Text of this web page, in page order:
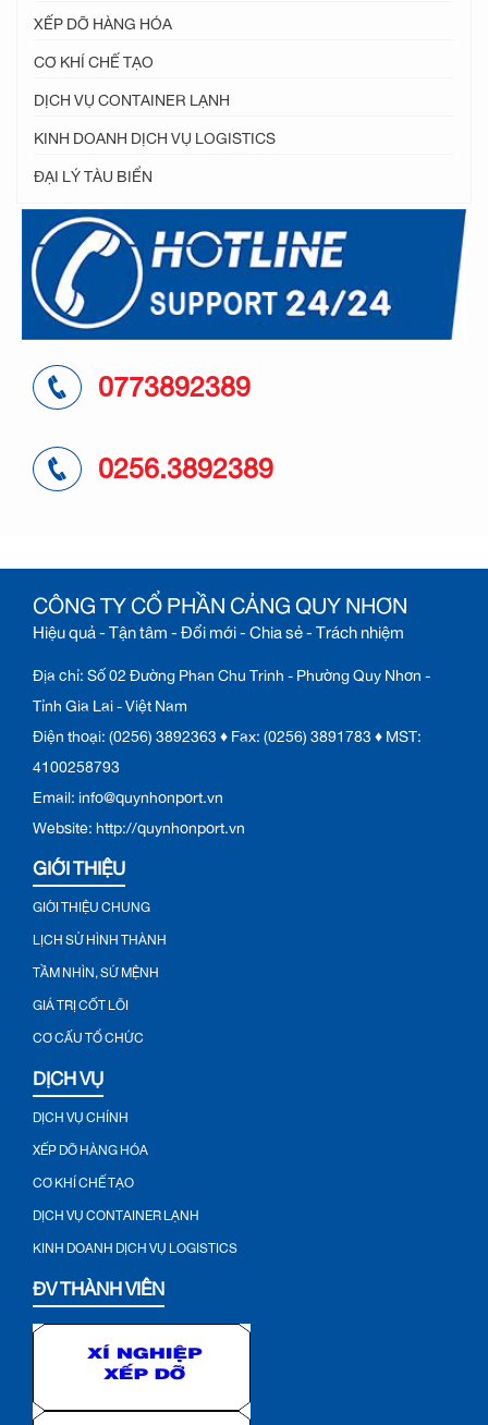
XẾP DỠ HÀNG HÓA
CƠ KHÍ CHẾ TẠO
DỊCH VỤ CONTAINER LẠNH
KINH DOANH DỊCH VỤ LOGISTICS
ĐẠI LÝ TÀU BIỂN
0773892389
0256.3892389
CÔNG TY CỔ PHẦN CẢNG QUY NHƠN
Hiệu quả - Tận tâm - Đổi mới - Chia sẻ - Trách nhiệm
Địa chỉ: Số 02 Đường Phan Chu Trinh - Phường Quy Nhơn -
Tỉnh Gia Lai - Việt Nam
Điện thoại: (0256) 3892363 ♦ Fax: (0256) 3891783 ♦ MST:
4100258793
Email: info@quynhonport.vn
Website: http://quynhonport.vn
GIỚI THIỆU
GIỚI THIỆU CHUNG
LỊCH SỬ HÌNH THÀNH
TẦM NHÌN, SỨ MỆNH
GIÁ TRỊ CỐT LÕI
CƠ CẤU TỔ CHỨC
DỊCH VỤ
DỊCH VỤ CHÍNH
XẾP DỠ HÀNG HÓA
CƠ KHÍ CHẾ TẠO
DỊCH VỤ CONTAINER LẠNH
KINH DOANH DỊCH VỤ LOGISTICS
ĐV THÀNH VIÊN